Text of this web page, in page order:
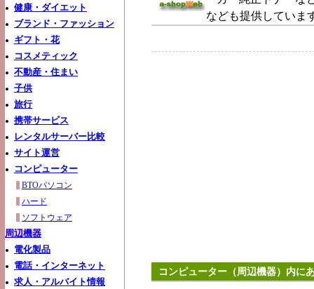
健康・ダイエット
ブランド・ファッション
ギフト・花
コスメティック
不動産・住まい
子供
旅行
携帯サービス
レンタルサーバー比較
サイト運営
コンピューター
BTOパソコン
ハード
ソフトウェア
周辺機器
電化製品
電話・インターネット
求人・アルバイト情報
なども提供していま
コンピューター（周辺機器）内に